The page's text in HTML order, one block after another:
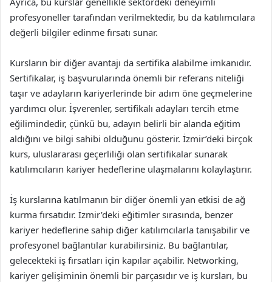
profesyoneller tarafından verilmektedir, bu da katılımcılara
değerli bilgiler edinme fırsatı sunar.
Kursların bir diğer avantajı da sertifika alabilme imkanıdır.
Sertifikalar, iş başvurularında önemli bir referans niteliği
taşır ve adayların kariyerlerinde bir adım öne geçmelerine
yardımcı olur. İşverenler, sertifikalı adayları tercih etme
eğilimindedir, çünkü bu, adayın belirli bir alanda eğitim
aldığını ve bilgi sahibi olduğunu gösterir. İzmir’deki birçok
kurs, uluslararası geçerliliği olan sertifikalar sunarak
katılımcıların kariyer hedeflerine ulaşmalarını kolaylaştırır.
İş kurslarına katılmanın bir diğer önemli yan etkisi de ağ
kurma fırsatıdır. İzmir’deki eğitimler sırasında, benzer
kariyer hedeflerine sahip diğer katılımcılarla tanışabilir ve
profesyonel bağlantılar kurabilirsiniz. Bu bağlantılar,
gelecekteki iş fırsatları için kapılar açabilir. Networking,
kariyer gelişiminin önemli bir parçasıdır ve iş kursları, bu